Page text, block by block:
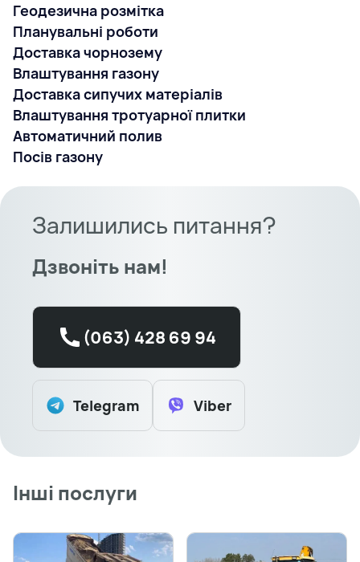
Геодезична розмітка
Планувальні роботи
Доставка чорнозему
Влаштування газону
Доставка сипучих матеріалів
Влаштування тротуарної плитки
Автоматичний полив
Посів газону
Залишились питання?
Дзвоніть нам!
(063) 428 69 94
Telegram Viber
Інші послуги